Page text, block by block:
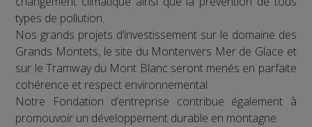
types de pollution.
Nos grands projets d’investissement sur le domaine des
Grands Montets, le site du Montenvers Mer de Glace et
sur le Tramway du Mont Blanc seront menés en parfaite
cohérence et respect environnemental
Notre Fondation d’entreprise contribue également à
promouvoir un développement durable en montagne.